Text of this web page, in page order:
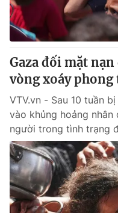
Gaza đối mặt
vòng xoáy phong
VTV.vn - Sau 10 tuần
vào khủng hoảng
người trong tình trạng